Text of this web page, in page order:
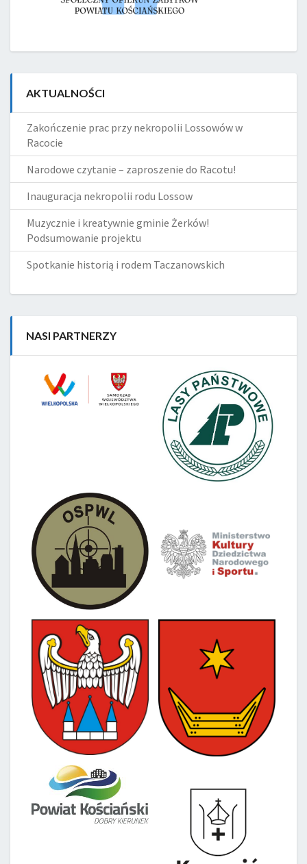
AKTUALNOŚCI
Zakończenie prac przy nekropolii Lossowów w
Racocie
Narodowe czytanie – zaproszenie do Racotu!
Inauguracja nekropolii rodu Lossow
Muzycznie i kreatywnie gminie Żerków!
Podsumowanie projektu
Spotkanie historią i rodem Taczanowskich
NASI PARTNERZY